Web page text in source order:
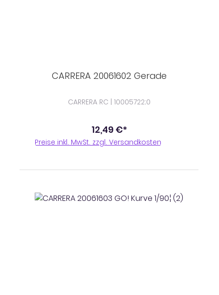
CARRERA 20061602 Gerade
CARRERA RC | 10005722;0
12,49 €*
Preise inkl. MwSt. zzgl. Versandkosten